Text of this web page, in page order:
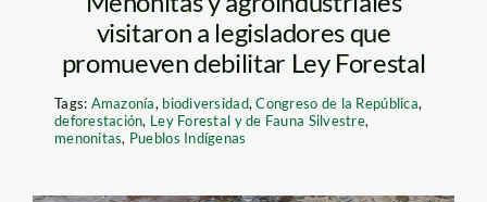
visitaron a legisladores que
promueven debilitar Ley Forestal
Tags: Amazonía, biodiversidad,Congreso de la República,
deforestación, Ley Forestal y de Fauna Silvestre,
menonitas, Pueblos Indígenas